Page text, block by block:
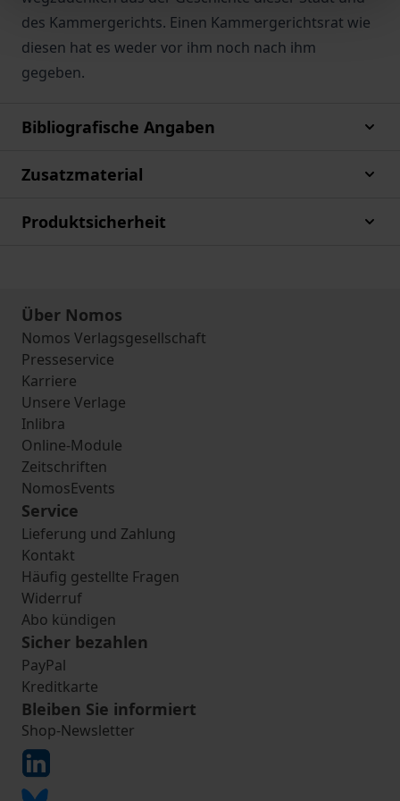
des Kammergerichts. Einen Kammergerichtsrat wie
diesen hat es weder vor ihm noch nach ihm
gegeben.
Bibliografische Angaben
Zusatzmaterial
Produktsicherheit
Über Nomos
Nomos Verlagsgesellschaft
Presseservice
Karriere
Unsere Verlage
Inlibra
Online-Module
Zeitschriften
NomosEvents
Service
Lieferung und Zahlung
Kontakt
Häufig gestellte Fragen
Widerruf
Abo kündigen
Sicher bezahlen
PayPal
Kreditkarte
Bleiben Sie informiert
Shop-Newsletter